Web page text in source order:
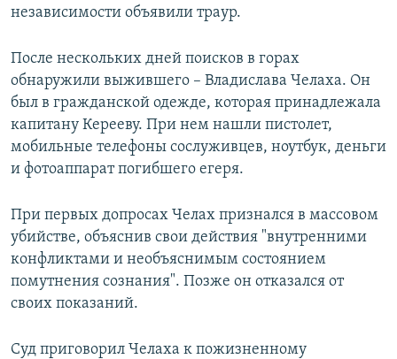
независимости объявили траур.
После нескольких дней поисков в горах
обнаружили выжившего – Владислава Челаха. Он
был в гражданской одежде, которая принадлежала
капитану Керееву. При нем нашли пистолет,
мобильные телефоны сослуживцев, ноутбук, деньги
и фотоаппарат погибшего егеря.
При первых допросах Челах признался в массовом
убийстве, объяснив свои действия "внутренними
конфликтами и необъяснимым состоянием
помутнения сознания". Позже он отказался от
своих показаний.
Суд приговорил Челаха к пожизненному